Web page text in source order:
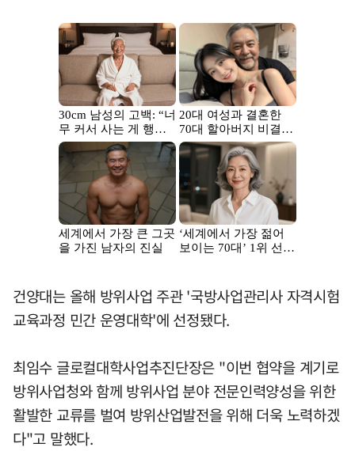
건양대는 올해 방위사업 주관 '국방사업관리사 자격시험
교육과정 민간 운영대학'에 선정됐다.
최임수 글로컬대학사업추진단장은 "이번 협약을 계기로
방위사업청와 함께 방위사업 분야 전문인력양성을 위한
활발한 교류를 벌여 방위산업발전을 위해 더욱 노력하겠
다"고 말했다.